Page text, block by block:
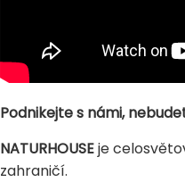
Podnikejte s námi,
NATURHOUSEje
zahraničí.